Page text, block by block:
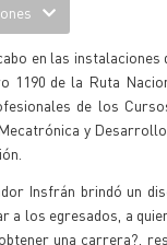
en las instalaciones
1190 de la Ruta
de los
y
Insfrán brindó un
a los egresados, a
una carrera?,